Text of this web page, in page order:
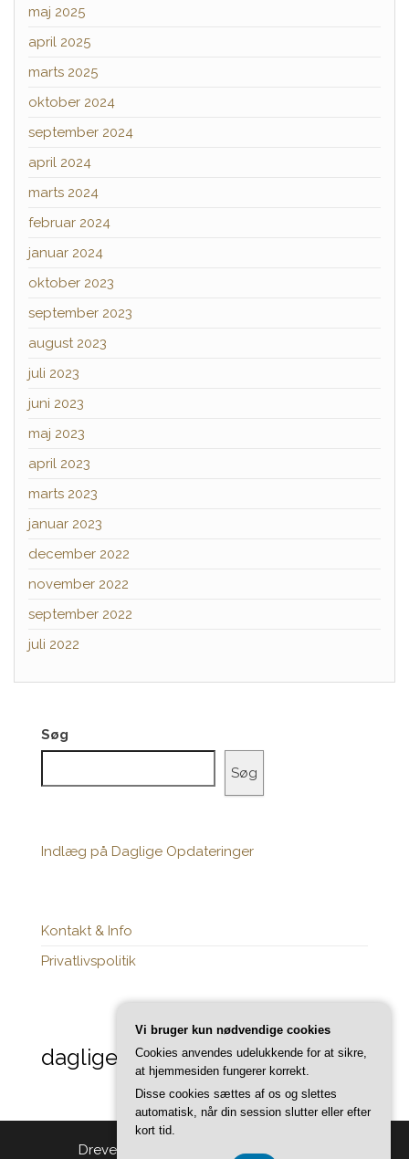
maj 2025
april 2025
marts 2025
oktober 2024
september 2024
april 2024
marts 2024
februar 2024
januar 2024
oktober 2023
september 2023
august 2023
juli 2023
juni 2023
maj 2023
april 2023
marts 2023
januar 2023
december 2022
november 2022
september 2022
juli 2022
Søg
Søg
Indlæg på Daglige Opdateringer
Kontakt & Info
Privatlivspolitik
daglige-opdateringer.dk
Drevet af Tema:Head Blog
Vi bruger kun nødvendige cookies
Cookies anvendes udelukkende for at sikre,
at hjemmesiden fungerer korrekt.
Disse cookies sættes af os og slettes
automatisk, når din session slutter eller efter
kort tid.